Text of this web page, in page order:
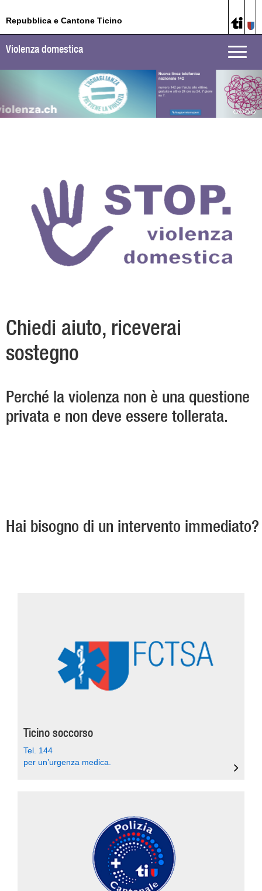
Repubblica e Cantone Ticino
Toggle
Violenza domestica
Chiedi aiuto, riceverai
sostegno
Perché la violenza non è una questione
privata e non deve essere tollerata.
Hai bisogno di un intervento immediato?
Ticino soccorso
Tel. 144
per un’urgenza medica.